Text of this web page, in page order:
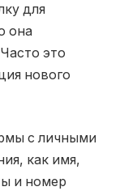
для
она
это
нового
с личными
как имя,
и номер